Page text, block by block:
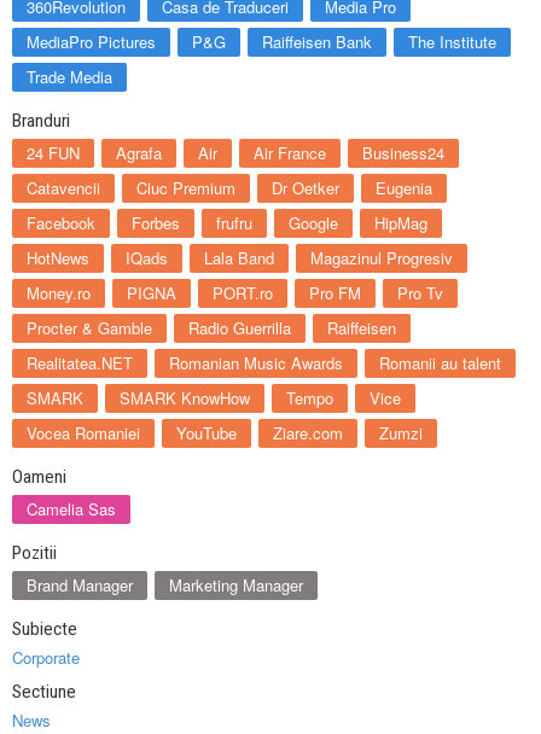
360Revolution Casa de Traduceri
Media Pro
MediaPro Pictures
P&G Raiffeisen Bank
The Institute
Trade Media
Branduri
24 FUN Agrafa Air Air France
Business24
Catavencii
Ciuc Premium Dr Oetker
Eugenia
Facebook
Forbes frufru Google
HipMag
HotNews
IQads Lala Band
Magazinul Progresiv
Money.ro
PIGNA PORT.ro Pro FM
Pro Tv
Procter & Gamble
Radio Guerrilla
Raiffeisen
Realitatea.NET
Romanian Music Awards
Romanii au talent
SMARK
SMARK KnowHow Tempo
Vice
Vocea Romaniei
YouTube Ziare.com Zumzi
Oameni
Camelia Sas
Pozitii
Brand Manager Marketing Manager
Subiecte
Corporate
Sectiune
News